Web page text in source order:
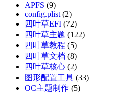
APFS (9)
config.plist(2)
四叶草EFI (72)
四叶草主题 (122)
四叶草教程 (5)
四叶草文档 (8)
四叶草核心 (2)
图形配置工具 (33)
OC主题制作 (5)